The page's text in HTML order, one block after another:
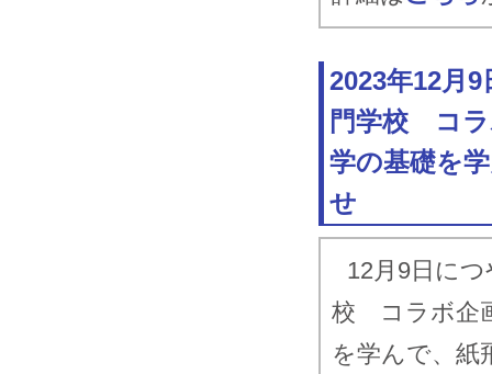
2023年12月
門学校 コラ
学の基礎を
せ
12月9日に
校 コラボ企
を学んで、紙